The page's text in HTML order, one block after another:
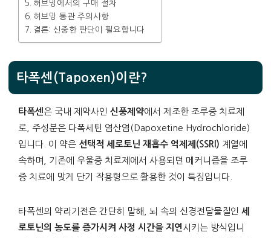
허브밍에서의 구매 절차
허브밍 통관 주의사항
결론: 신중한 판단이 필요합니다
타폭센(Tapoxen)이란?
타폭센은 국내 제약사인 신풍제약에서 제조한 조루증 치료제
로, 주성분은 다폭세틴 염산염(Dapoxetine Hydrochloride)
입니다. 이 약은 선택적 세로토닌 재흡수 억제제(SSRI) 계열에
속하며, 기존에 우울증 치료제에서 사용되던 메커니즘을 조루
증 치료에 맞게 단기 작용형으로 활용한 것이 특징입니다.
타폭센의 약리기전은 간단히 말해, 뇌 속의 신경전달물질인 세
로토닌의 농도를 증가시켜 사정 시간을 지연 시키는 방식입니